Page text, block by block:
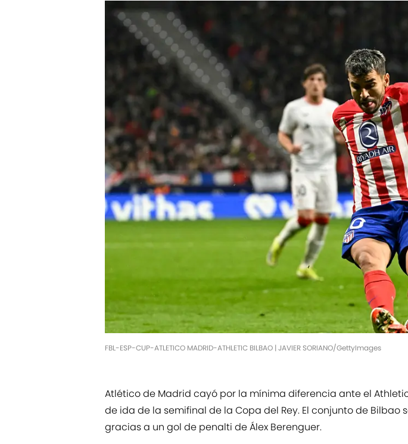
FBL-ESP-CUP-ATLETICO MADRID-ATHLETIC BILBAO | JAVIER SORIANO/GettyImages
Atlético de Madrid cayó por la mínima diferencia ante el
de ida de la semifinal de la Copa del Rey. El conjunto de Bilbao
gracias a un gol de penalti de Álex Berenguer.